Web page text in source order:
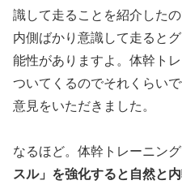
識して走ることを紹介した
内側ばかり意識して走ると
能性がありますよ。体幹ト
ついてくるのでそれくらい
意見をいただきました。
なるほど。体幹トレーニン
スル」を強化すると自然と